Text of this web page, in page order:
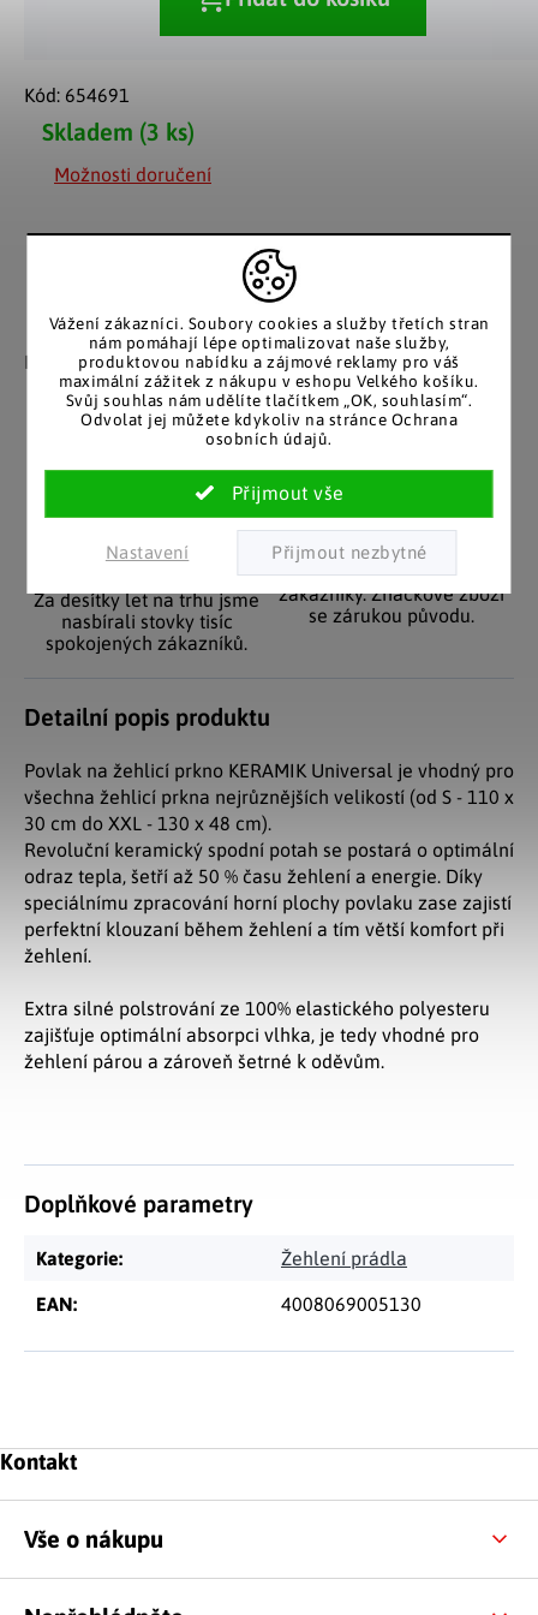
Vážení zákazníci. Soubory cookies a služby třetích stran
nám pomáhají lépe optimalizovat naše služby,
produktovou nabídku a zájmové reklamy pro váš
maximální zážitek z nákupu v eshopu Velkého košíku.
Svůj souhlas nám udělíte tlačítkem „OK, souhlasím“.
Odvolat jej můžete kdykoliv na stránce Ochrana
osobních údajů.
Nastavení
Skladem (3 ks)
Možnosti doručení
Kód: 654691
Záruka spokojenosti
Nakupujete bez obav, férové
jednání v každé situaci.
Katalog v tištěné
podobě
Stálým zákazníkům
posíláme papírový katalog
do schránky.
Pozitivní ohlasy
zákazníků
Za desítky let na trhu jsme
nasbírali stovky tisíc
spokojených zákazníků.
EU distribuce
Z českých skladů pro české
zákazníky. Značkové zboží
se zárukou původu.
Detailní popis produktu
Povlak na žehlicí prkno KERAMIK Universal je vhodný pro
všechna žehlicí prkna nejrůznějších velikostí (od S - 110 x
30 cm do XXL - 130 x 48 cm).
Revoluční keramický spodní potah se postará o optimální
odraz tepla, šetří až 50 % času žehlení a energie. Díky
speciálnímu zpracování horní plochy povlaku zase zajistí
perfektní klouzaní během žehlení a tím větší komfort při
žehlení.
Extra silné polstrování ze 100% elastického polyesteru
zajišťuje optimální absorpci vlhka, je tedy vhodné pro
žehlení párou a zároveň šetrné k oděvům.
Doplňkové parametry
Kategorie: Žehlení prádla
EAN: 4008069005130
Zápatí
Kontakt
Vše o nákupu